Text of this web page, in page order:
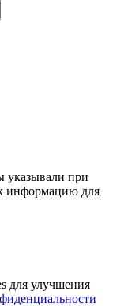
указывали при
информацию для
для улучшения